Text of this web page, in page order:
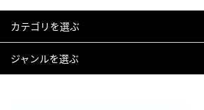
カテゴリを選ぶ
ジャンルを選ぶ